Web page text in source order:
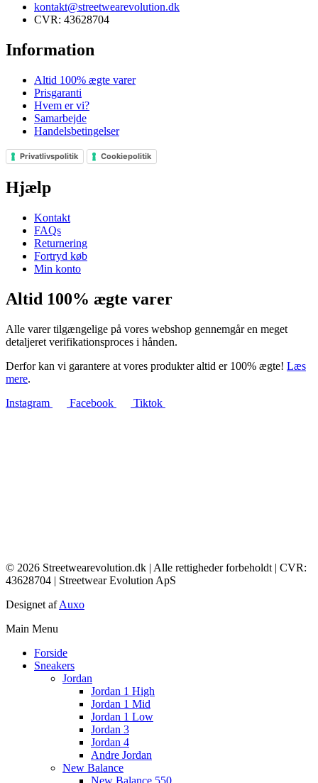
kontakt@streetwearevolution.dk
CVR: 43628704
Information
Altid 100% ægte varer
Prisgaranti
Hvem er vi?
Samarbejde
Handelsbetingelser
Privatlivspolitik Cookiepolitik
Hjælp
Kontakt
FAQs
Returnering
Fortryd køb
Min konto
Altid 100% ægte varer
Alle varer tilgængelige på vores webshop gennemgår en meget
detaljeret verifikationsproces i hånden.
Derfor kan vi garantere at vores produkter altid er 100% ægte! Læs
mere.
Instagram
Facebook Tiktok
© 2026 Streetwearevolution.dk | Alle rettigheder forbeholdt | CVR:
43628704 | Streetwear Evolution ApS
Designet afAuxo
Main Menu
Forside
Sneakers
Jordan
Jordan 1 High
Jordan 1 Mid
Jordan 1 Low
Jordan 3
Jordan 4
Andre Jordan
New Balance
New Balance 550